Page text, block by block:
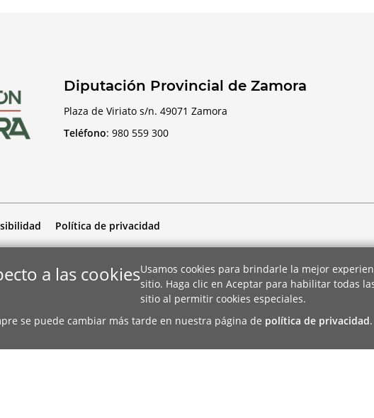
Diputación Provincial de Zamora
Plaza de Viriato s/n. 49071 Zamora
Teléfono: 980 559 300
Política de privacidad
a las cookiesUsamos cookies para brindarle la mejor
sitio. Haga clic en Aceptar para habilitar todas
sitio al permitir cookies especiales.
se puede cambiar más tarde en nuestra página de política de privacidad.